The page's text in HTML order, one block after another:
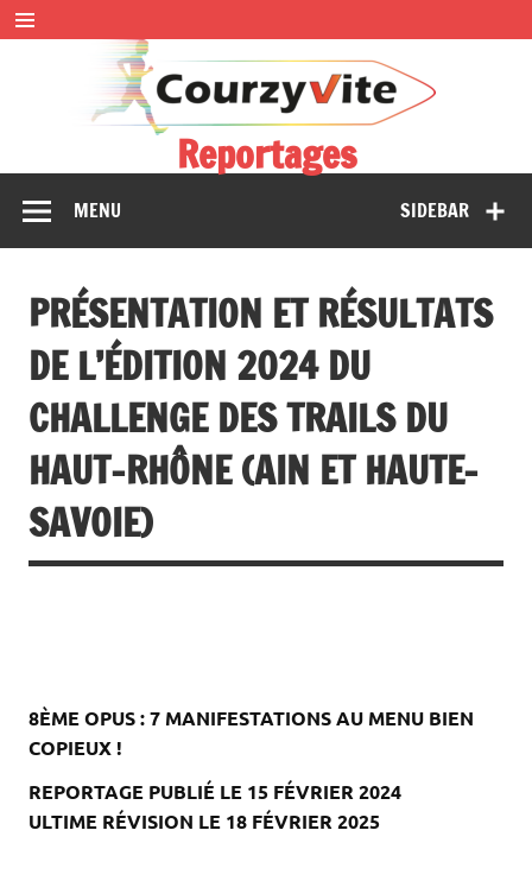
Skip
to
content
Reportages
SIDEBAR
MENU
PRÉSENTATION ET RÉSULTATS
DE L’ÉDITION 2024 DU
CHALLENGE DES TRAILS DU
HAUT-RHÔNE (AIN ET HAUTE-
SAVOIE)
8ÈME OPUS : 7 MANIFESTATIONS AU MENU BIEN
COPIEUX !
REPORTAGE PUBLIÉ LE 15 FÉVRIER 2024
ULTIME RÉVISION LE 18 FÉVRIER 2025